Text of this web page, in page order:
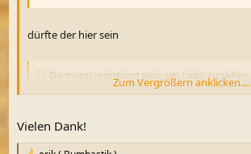
dürfte der hier sein
Du musst registriert sein, um Links zu sehen.
Zum Vergrößern anklicken....
Vielen Dank!